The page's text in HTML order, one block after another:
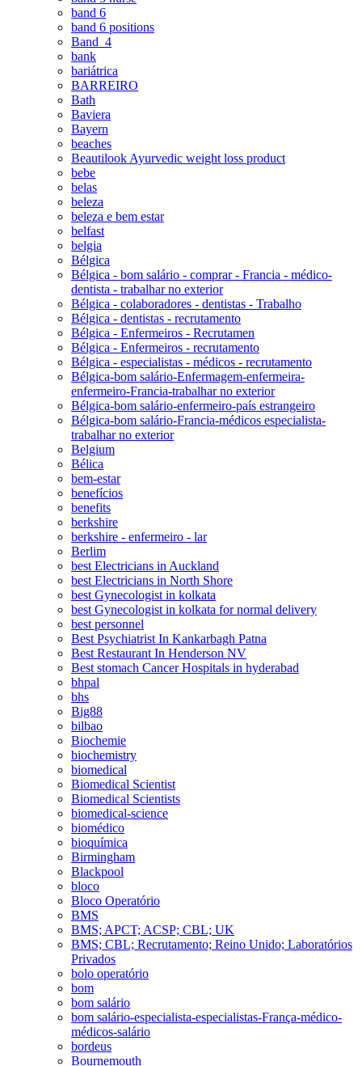
band 6
band 6 positions
Band_4
bank
bariátrica
BARREIRO
Bath
Baviera
Bayern
beaches
Beautilook Ayurvedic weight loss product
bebe
belas
beleza
beleza e bem estar
belfast
belgia
Bélgica
Bélgica - bom salário - comprar - Francia - médico-
dentista - trabalhar no exterior
Bélgica - colaboradores - dentistas - Trabalho
Bélgica - dentistas - recrutamento
Bélgica - Enfermeiros - Recrutamen
Bélgica - Enfermeiros - recrutamento
Bélgica - especialistas - médicos - recrutamento
Bélgica-bom salário-Enfermagem-enfermeira-
enfermeiro-Francia-trabalhar no exterior
Bélgica-bom salário-enfermeiro-país estrangeiro
Bélgica-bom salário-Francia-médicos especialista-
trabalhar no exterior
Belgium
Bélica
bem-estar
benefícios
benefits
berkshire
berkshire - enfermeiro - lar
Berlim
best Electricians in Auckland
best Electricians in North Shore
best Gynecologist in kolkata
best Gynecologist in kolkata for normal delivery
best personnel
Best Psychiatrist In Kankarbagh Patna
Best Restaurant In Henderson NV
Best stomach Cancer Hospitals in hyderabad
bhpal
bhs
Big88
bilbao
Biochemie
biochemistry
biomedical
Biomedical Scientist
Biomedical Scientists
biomedical-science
biomédico
bioquímica
Birmingham
Blackpool
bloco
Bloco Operatório
BMS
BMS; APCT; ACSP; CBL; UK
BMS; CBL; Recrutamento; Reino Unido; Laboratórios
Privados
bolo operatório
bom
bom salário
bom salário-especialista-especialistas-França-médico-
médicos-salário
bordeus
Bournemouth